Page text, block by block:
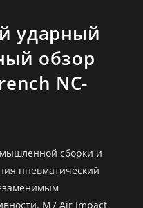
ударный
обзор
NC-
сборки и
пневматический
M7 Air Impact